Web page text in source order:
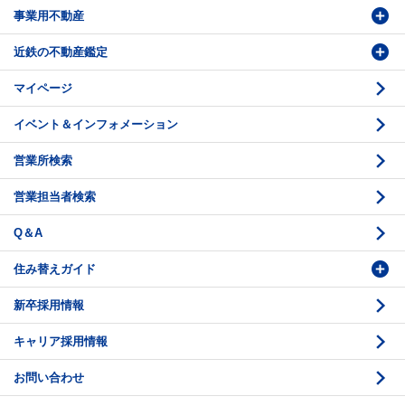
投資・事業用検索
購入のお問い合わせ
売却相談
賃貸物件検索
学園前賃貸センター
賃貸借のお問い合わせ
事業用不動産
購入・売却の流れ
収益不動産の取扱
底地の資産性
相続と不動産
不動産投資のQ＆A
法人営業センター紹介
近鉄の不動産鑑定
時価評価支援
鑑定評価ご相談例
鑑定評価の流れ
お問い合わせ・ご相談
鑑定センター紹介
マイページ
イベント＆インフォメーション
営業所検索
営業担当者検索
Q＆A
住み替えガイド
価格査定
媒介契約
売却活動
購入のスケジュール
物件資料の読み方 1
物件資料の読み方 2
新卒採用情報
キャリア採用情報
お問い合わせ